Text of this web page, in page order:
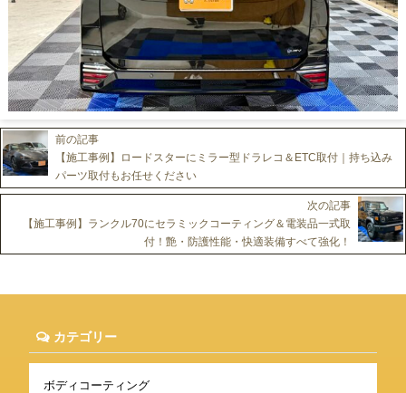
前の記事
【施工事例】ロードスターにミラー型ドラレコ＆ETC取付｜持ち込み
パーツ取付もお任せください
次の記事
【施工事例】ランクル70にセラミックコーティング＆電装品一式取
付！艶・防護性能・快適装備すべて強化！
カテゴリー
ボディコーティング